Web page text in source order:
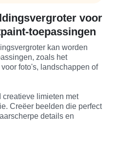
voor
toepassingen
kan worden
zoals het
foto's, landschappen of
creatieve limieten met
Creëer beelden die perfect
details en